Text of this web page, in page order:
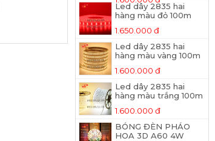
Led dây 2835 hai
hàng màu đỏ 100m
1.650.000 đ
Led dây 2835 hai
hàng màu vàng 100m
1.600.000 đ
Led dây 2835 hai
hàng màu trắng 100m
1.600.000 đ
BÓNG ĐÈN PHÁO
HOA 3D A60 4W